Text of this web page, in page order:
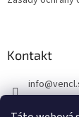
Kontakt
info@